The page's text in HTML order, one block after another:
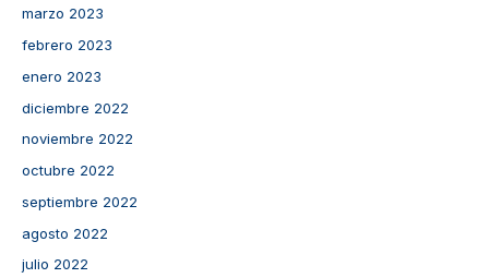
marzo 2023
febrero 2023
enero 2023
diciembre 2022
noviembre 2022
octubre 2022
septiembre 2022
agosto 2022
julio 2022